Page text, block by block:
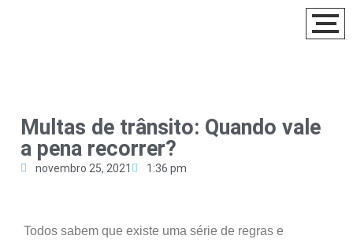
Multas de trânsito: Quando vale
a pena recorrer?
novembro 25, 2021 1:36 pm
Todos sabem que existe uma série de regras e